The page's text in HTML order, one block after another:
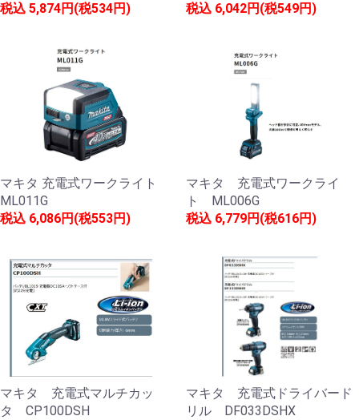
税込 5,874円(税534円)
税込 6,042円(税549円)
マキタ 充電式ワークライト
ML011G
税込 6,086円(税553円)
マキタ 充電式ワークライ
ト ML006G
税込 6,779円(税616円)
マキタ 充電式マルチカッ
タ CP100DSH
マキタ 充電式ドライバード
リル DF033DSHX